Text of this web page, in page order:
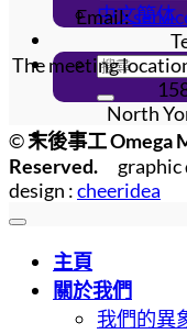
中文簡体
Email:
The meeting
North
©末後事工 Omega
Reserved. graphic
design :cheeridea
主頁
關於我們
我們的異